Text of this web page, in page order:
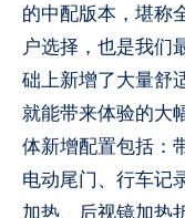
的中配版本，堪称
户选择，也是我们
础上新增了大量舒
就能带来体验的大
体新增配置包括：
电动尾门、行车记
加热、后视镜加热